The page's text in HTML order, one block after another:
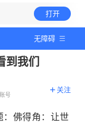
打开
无障碍
到我们
号
关注
佛得角：让世